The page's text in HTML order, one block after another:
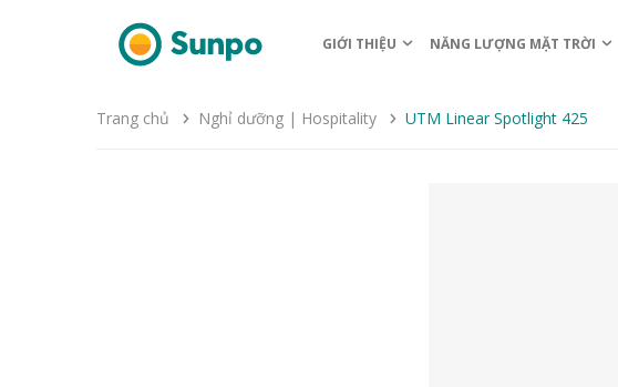
GIỚI THIỆU NĂNG LƯỢNG MẶT TRỜI
Trang chủ Nghỉ dưỡng | Hospitality UTM Linear Spotlight 425